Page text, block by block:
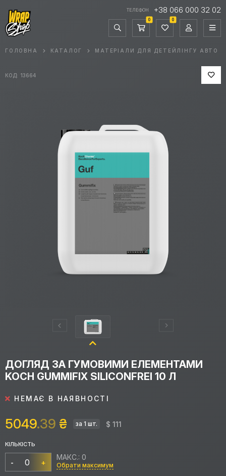
ТЕЛЕФОН +38 066 000 32 02
0 0
ГОЛОВНА КАТАЛОГ МАТЕРІАЛИ ДЛЯ ДЕТЕЙЛІНГУ АВТО
ДОГЛЯД ЗА ГУМОВИМИ ЕЛЕМЕНТАМИ
KOCH GUMMIFIX SILICONFREI 10 Л
НЕМАЄ В НАЯВНОСТІ
5049.39 ₴ за 1 шт. $ 111
КІЛЬКІСТЬ
- +
МАКС.: 0
Обрати максимум
КОД: 13664